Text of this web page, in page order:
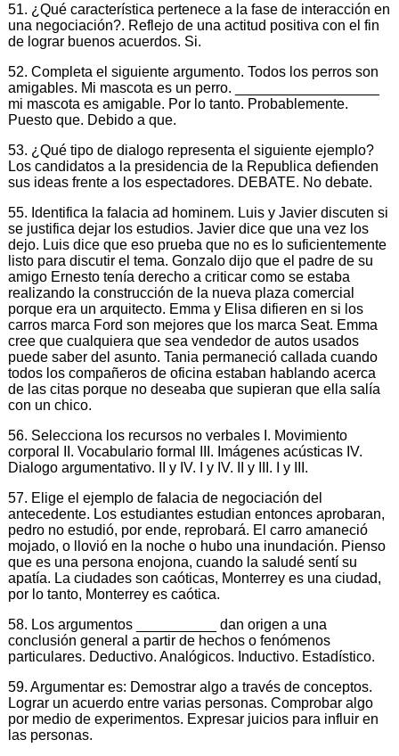
51. ¿Qué característica pertenece a la fase de interacción en
una negociación?. Reflejo de una actitud positiva con el fin
de lograr buenos acuerdos. Si.
52. Completa el siguiente argumento. Todos los perros son
amigables. Mi mascota es un perro. __________________
mi mascota es amigable. Por lo tanto. Probablemente.
Puesto que. Debido a que.
53. ¿Qué tipo de dialogo representa el siguiente ejemplo?
Los candidatos a la presidencia de la Republica defienden
sus ideas frente a los espectadores. DEBATE. No debate.
55. Identifica la falacia ad hominem. Luis y Javier discuten si
se justifica dejar los estudios. Javier dice que una vez los
dejo. Luis dice que eso prueba que no es lo suficientemente
listo para discutir el tema. Gonzalo dijo que el padre de su
amigo Ernesto tenía derecho a criticar como se estaba
realizando la construcción de la nueva plaza comercial
porque era un arquitecto. Emma y Elisa difieren en si los
carros marca Ford son mejores que los marca Seat. Emma
cree que cualquiera que sea vendedor de autos usados
puede saber del asunto. Tania permaneció callada cuando
todos los compañeros de oficina estaban hablando acerca
de las citas porque no deseaba que supieran que ella salía
con un chico.
56. Selecciona los recursos no verbales I. Movimiento
corporal II. Vocabulario formal III. Imágenes acústicas IV.
Dialogo argumentativo. II y IV. I y IV. II y III. I y III.
57. Elige el ejemplo de falacia de negociación del
antecedente. Los estudiantes estudian entonces aprobaran,
pedro no estudió, por ende, reprobará. El carro amaneció
mojado, o llovió en la noche o hubo una inundación. Pienso
que es una persona enojona, cuando la saludé sentí su
apatía. La ciudades son caóticas, Monterrey es una ciudad,
por lo tanto, Monterrey es caótica.
58. Los argumentos __________ dan origen a una
conclusión general a partir de hechos o fenómenos
particulares. Deductivo. Analógicos. Inductivo. Estadístico.
59. Argumentar es: Demostrar algo a través de conceptos.
Lograr un acuerdo entre varias personas. Comprobar algo
por medio de experimentos. Expresar juicios para influir en
las personas.